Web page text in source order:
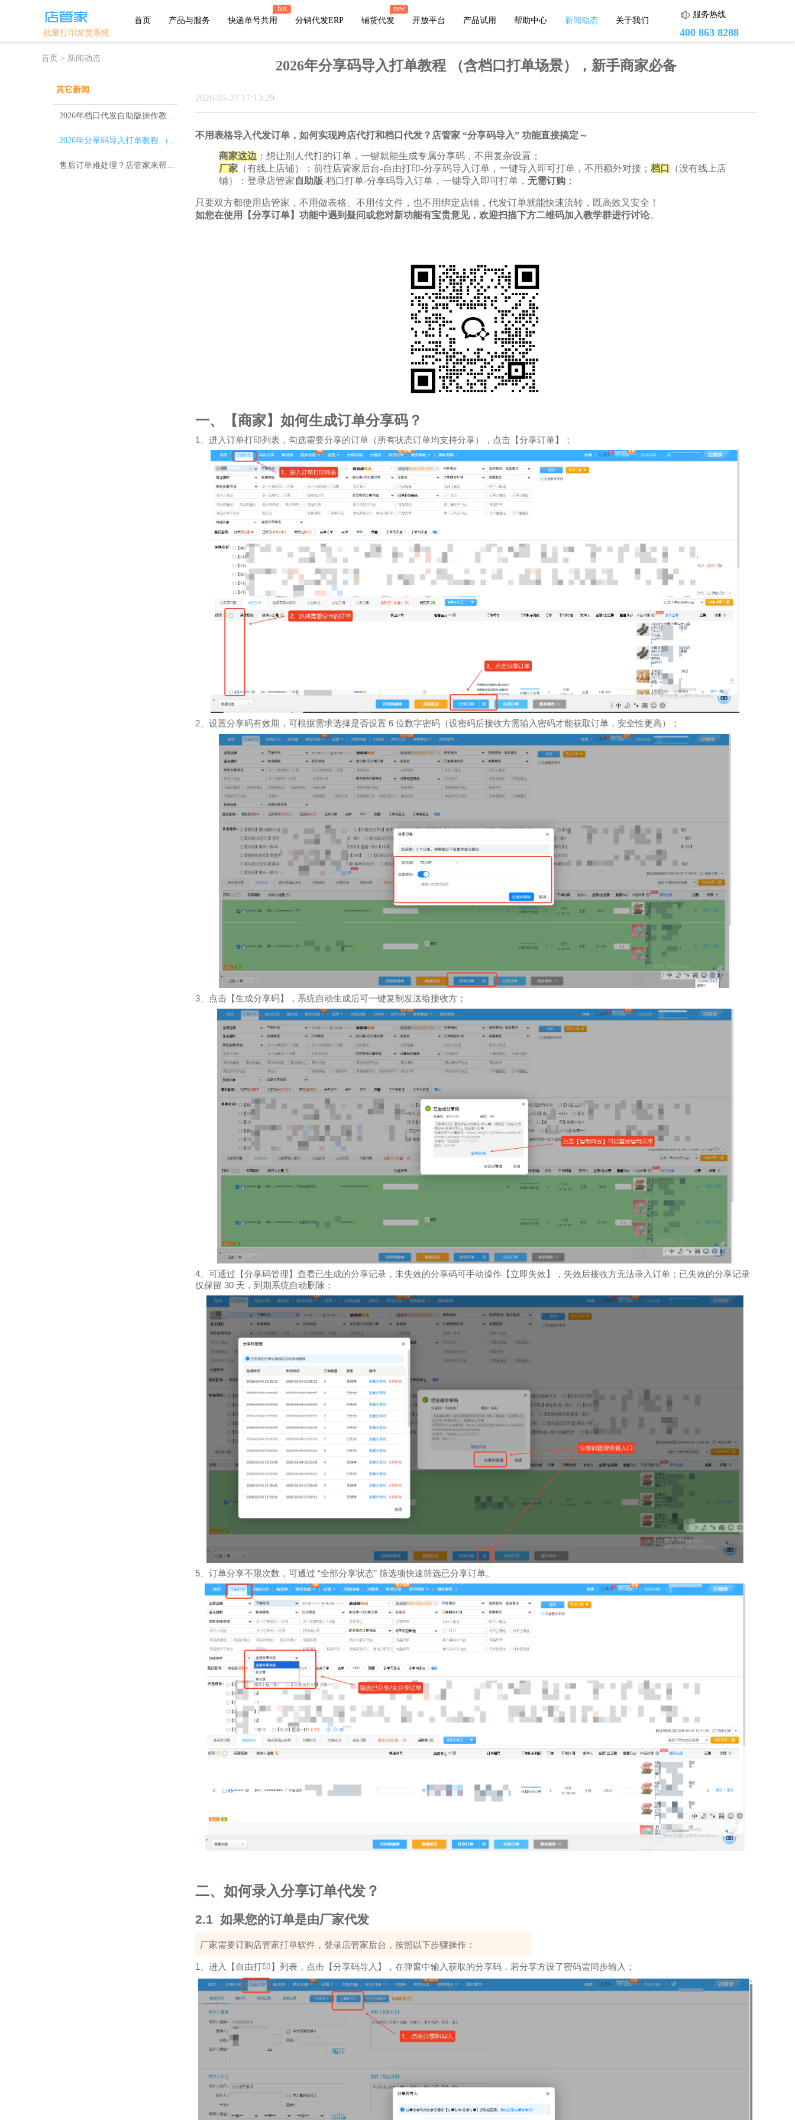
批量打印发货系统
首页 产品与服务
淘宝特卖 天猫
拼多多
抖音小店
抖店-即时零
售
抖店分销代
发
店管家厂商
代发
微盟 有赞 小店 蘑菇街
美丽说 微店 苏宁易购 唯品会 值点 头条小店
鲁班系统 火山小视频 萌推 云集 贝贝
微信小商店 爱库存 网易考拉 鲸灵 魔筷星选 度小店
快递单号共用
hot
分销代发ERP 铺货代发
new
开放平台 产品试用 帮助中心 新闻动态 关于我们
服务热线
400 863 8288
首页 > 新闻动态
其它新闻
2026年档口代发自助版操作教程（档口代发专用）
2026年分享码导入打单教程 （含档口打单场景），新手商家必备
售后订单难处理？店管家来帮您！
2026年分享码导入打单教程 （含档口打单场景），新手商家必备
2026-05-27 17:13:29
不用表格导入代发订单，如何实现跨店代打和档口代发？店管家 “分享码导入” 功能直接搞定～
商家这边 ：想让别人代打的订单，一键就能生成专属分享码，不用复杂设置；
厂家（有线上店铺）：前往店管家后台-自由打印-分享码导入订单，一键导入即可打单，不用额外对接； 档口
（没有线上店
铺）：登录店管家自助版-档口打单-分享码导入订单，一键导入即可打单， 无需订购；
只要双方都使用店管家，不用做表格、不用传文件，也不用绑定店铺，代发订单就能快速流转，既高效又安全！
如您在使用【分享订单】功能中遇到疑问或您对新功能有宝贵意见，欢迎扫描下方二维码加入教学群进行讨论。
一、【商家】如何生成订单分享码？
1 、进入订单打印列表，勾选需要分享的订单（所有状态订单均支持分享），点击【分享订单】；
2、设置分享码有效期，可根据需求选择是否设置 6 位数字密码（设密码后接收方需输入密码才能获取订单，安全性更高）；
3、点击【生成分享码】，系统自动生成后可一键复制发送给接收方；
4、可通过【分享码管理】查看已生成的分享记录，未失效的分享码可手动操作【立即失效】，失效后接收方无法录入订单；已失效的分享记录
仅保留 30 天，到期系统自动删除；
5、订单分享不限次数，可通过 “全部分享状态” 筛选项快速筛选已分享订单。
二、如何录入分享订单代发？
2.1 如果您的订单是由厂家代发
厂家需要订购店管家打单软件，登录店管家后台，按照以下步骤操作：
1、进入【自由打印】列表，点击【分享码导入】，在弹窗中输入获取的分享码，若分享方设了密码需同步输入；